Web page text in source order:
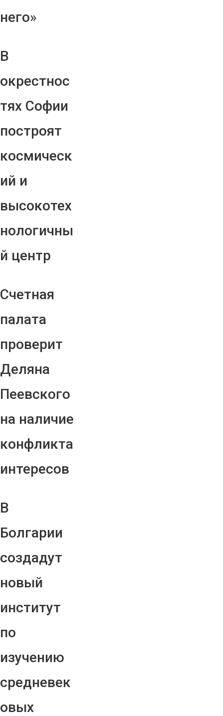
него»
В
окрестнос
тях Софии
построят
космическ
ий и
высокотех
нологичны
й центр
Счетная
палата
проверит
Деляна
Пеевского
на наличие
конфликта
интересов
В
Болгарии
создадут
новый
институт
по
изучению
средневек
овых